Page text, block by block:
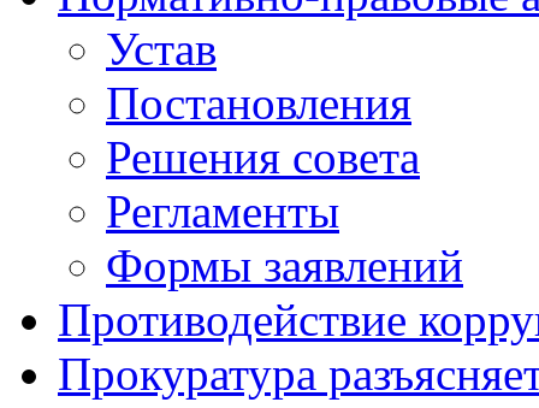
Устав
Постановления
Решения совета
Регламенты
Формы заявлений
Противодействие
Прокуратура